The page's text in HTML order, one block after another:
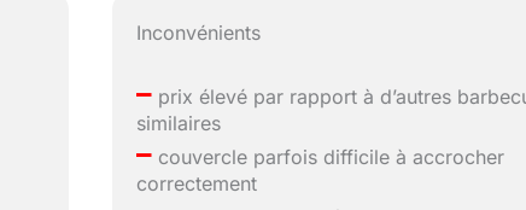
Inconvénients
– prix élevé par rapport à d’autres
similaires
– couvercle parfois difficile à accrocher
correctement